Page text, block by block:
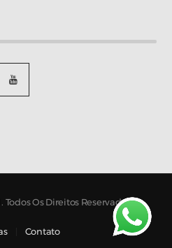
. Todos Os Direitos Reservados.
Contato